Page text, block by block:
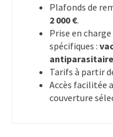
Plafonds de
2 000 €.
Prise en
spécifiques :
Tarifs à partir
Accès facilitée
couverture